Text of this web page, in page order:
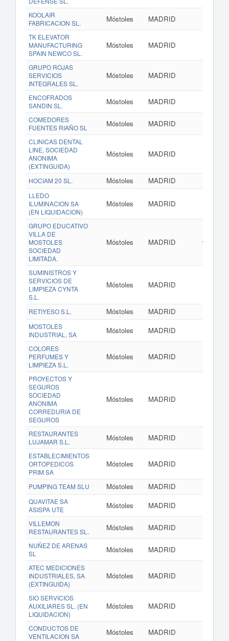
KOOLAIR
FABRICACION SL.
Móstoles MADRID
TK ELEVATOR
MANUFACTURING
SPAIN NEWCO SL.
Móstoles MADRID
GRUPO ROJAS
SERVICIOS
INTEGRALES SL.
Móstoles MADRID
ENCOFRADOS
SANDIN SL.
Móstoles MADRID
COMEDORES
FUENTES RIAÑO SL
Móstoles MADRID
CLINICAS DENTAL
LINE, SOCIEDAD
ANONIMA
(EXTINGUIDA)
Móstoles MADRID
HOCIAM 20 SL. Móstoles MADRID
LLEDO
ILUMINACION SA
(EN LIQUIDACION)
Móstoles MADRID
GRUPO EDUCATIVO
VILLA DE
MOSTOLES
SOCIEDAD
LIMITADA.
Móstoles MADRID
SUMINISTROS Y
SERVICIOS DE
LIMPIEZA CYNTA
S.L.
Móstoles MADRID
RETIYESO S.L. Móstoles MADRID
MOSTOLES
INDUSTRIAL, SA
Móstoles MADRID
COLORES
PERFUMES Y
LIMPIEZA S.L.
Móstoles MADRID
PROYECTOS Y
SEGUROS
SOCIEDAD
ANONIMA
CORREDURIA DE
SEGUROS
Móstoles MADRID
RESTAURANTES
LUJAMAR S.L.
Móstoles MADRID
ESTABLECIMIENTOS
ORTOPEDICOS
PRIM SA
Móstoles MADRID
PUMPING TEAM SLU Móstoles MADRID
QUAVITAE SA
ASISPA UTE
Móstoles MADRID
VILLEMON
RESTAURANTES SL.
Móstoles MADRID
NUÑEZ DE ARENAS
SL
Móstoles MADRID
ATEC MEDICIONES
INDUSTRIALES, SA
(EXTINGUIDA)
Móstoles MADRID
SIO SERVICIOS
AUXILIARES SL. (EN
LIQUIDACION)
Móstoles MADRID
CONDUCTOS DE
VENTILACION SA
Móstoles MADRID